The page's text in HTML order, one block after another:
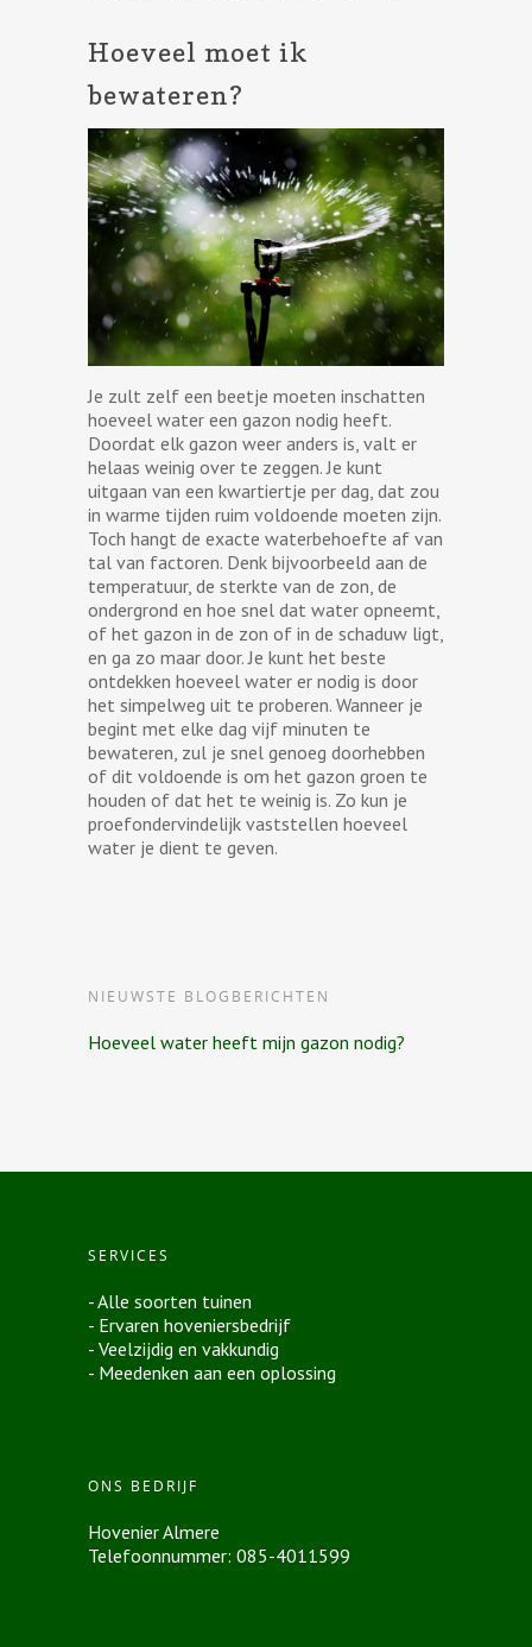
Hoeveel moet ik
bewateren?
Je zult zelf een beetje moeten inschatten
hoeveel water een gazon nodig heeft.
Doordat elk gazon weer anders is, valt er
helaas weinig over te zeggen. Je kunt
uitgaan van een kwartiertje per dag, dat zou
in warme tijden ruim voldoende moeten zijn.
Toch hangt de exacte waterbehoefte af van
tal van factoren. Denk bijvoorbeeld aan de
temperatuur, de sterkte van de zon, de
ondergrond en hoe snel dat water opneemt,
of het gazon in de zon of in de schaduw ligt,
en ga zo maar door. Je kunt het beste
ontdekken hoeveel water er nodig is door
het simpelweg uit te proberen. Wanneer je
begint met elke dag vijf minuten te
bewateren, zul je snel genoeg doorhebben
of dit voldoende is om het gazon groen te
houden of dat het te weinig is. Zo kun je
proefondervindelijk vaststellen hoeveel
water je dient te geven.
NIEUWSTE BLOGBERICHTEN
Hoeveel water heeft mijn gazon nodig?
SERVICES
- Alle soorten tuinen
- Ervaren hoveniersbedrijf
- Veelzijdig en vakkundig
- Meedenken aan een oplossing
ONS BEDRIJF
Hovenier Almere
Telefoonnummer: 085-4011599